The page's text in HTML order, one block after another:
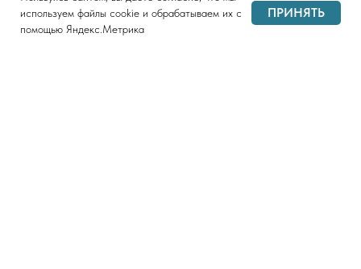
используем файлы cookie и обрабатываем их с
помощью Яндекс.Метрика
ПРИНЯТЬ